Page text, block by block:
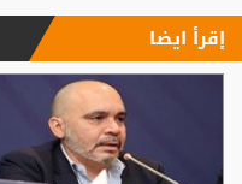
إقرأ ايضا